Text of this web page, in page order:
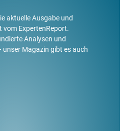
aktuelle Ausgabe und
vom ExpertenReport.
Analysen und
Magazin gibt es auch